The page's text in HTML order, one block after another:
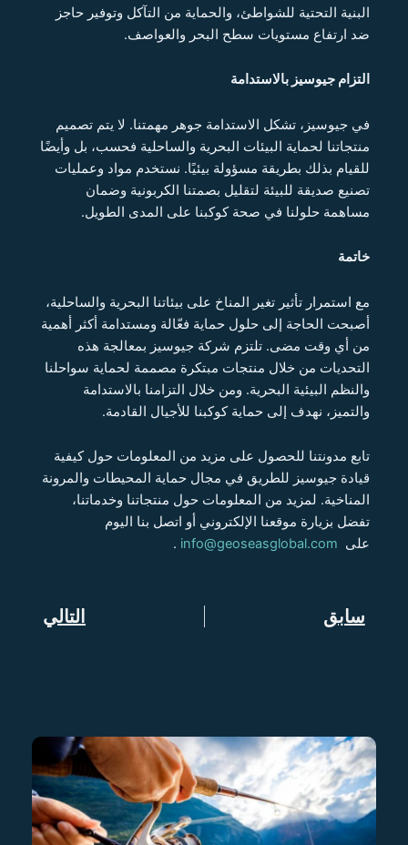
البنية التحتية للشواطئ، والحماية من التآكل وتوفير حاجز
ضد ارتفاع مستويات سطح البحر والعواصف.
التزام جيوسيز بالاستدامة
في جيوسيز، تشكل الاستدامة جوهر مهمتنا. لا يتم تصميم
منتجاتنا لحماية البيئات البحرية والساحلية فحسب، بل وأيضًا
للقيام بذلك بطريقة مسؤولة بيئيًا. نستخدم مواد وعمليات
تصنيع صديقة للبيئة لتقليل بصمتنا الكربونية وضمان
مساهمة حلولنا في صحة كوكبنا على المدى الطويل.
خاتمة
مع استمرار تأثير تغير المناخ على بيئاتنا البحرية والساحلية،
أصبحت الحاجة إلى حلول حماية فعّالة ومستدامة أكثر أهمية
من أي وقت مضى. تلتزم شركة جيوسيز بمعالجة هذه
التحديات من خلال منتجات مبتكرة مصممة لحماية سواحلنا
والنظم البيئية البحرية. ومن خلال التزامنا بالاستدامة
والتميز، نهدف إلى حماية كوكبنا للأجيال القادمة.
تابع مدونتنا للحصول على مزيد من المعلومات حول كيفية
قيادة جيوسيز للطريق في مجال حماية المحيطات والمرونة
المناخية. لمزيد من المعلومات حول منتجاتنا وخدماتنا،
تفضل بزيارة موقعنا الإلكتروني أو اتصل بنا اليوم
على info@geoseasglobal.com
.
Prev
سابق التالي